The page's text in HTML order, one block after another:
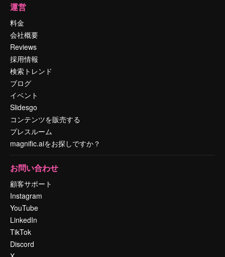
運営
料金
会社概要
Reviews
採用情報
検索トレンド
ブログ
イベント
Slidesgo
コンテンツを販売する
プレスルーム
magnific.aiをお探しですか？
お問い合わせ
顧客サポート
Instagram
YouTube
LinkedIn
TikTok
Discord